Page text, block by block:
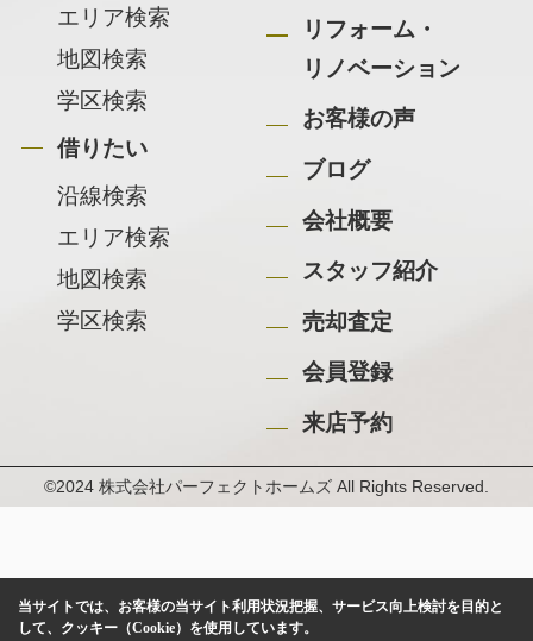
エリア検索
地図検索
学区検索
借りたい
沿線検索
エリア検索
地図検索
学区検索
リフォーム・
リノベーション
お客様の声
ブログ
会社概要
スタッフ紹介
売却査定
会員登録
来店予約
©2024 株式会社パーフェクトホームズ All Rights Reserved.
当サイトでは、お客様の当サイト利用状況把握、サービス向上検討を目的と
して、クッキー（Cookie）を使用しています。